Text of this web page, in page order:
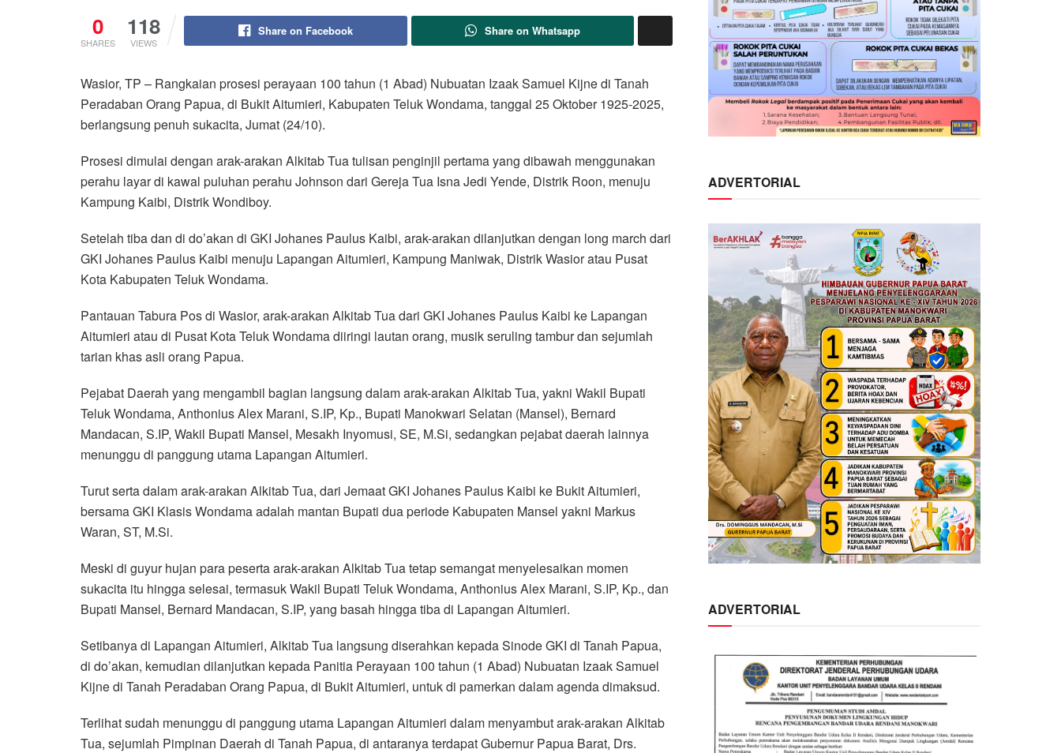
0
SHARES
118
VIEWS
Share on Facebook Share on Whatsapp
Wasior, TP – Rangkaian prosesi perayaan 100 tahun (1 Abad) Nubuatan Izaak Samuel Kijne di Tanah
Peradaban Orang Papua, di Bukit Aitumieri, Kabupaten Teluk Wondama, tanggal 25 Oktober 1925-2025,
berlangsung penuh sukacita, Jumat (24/10).
Prosesi dimulai dengan arak-arakan Alkitab Tua tulisan penginjil pertama yang dibawah menggunakan
perahu layar di kawal puluhan perahu Johnson dari Gereja Tua Isna Jedi Yende, Distrik Roon, menuju
Kampung Kaibi, Distrik Wondiboy.
Setelah tiba dan di do’akan di GKI Johanes Paulus Kaibi, arak-arakan dilanjutkan dengan long march dari
GKI Johanes Paulus Kaibi menuju Lapangan Aitumieri, Kampung Maniwak, Distrik Wasior atau Pusat
Kota Kabupaten Teluk Wondama.
Pantauan Tabura Pos di Wasior, arak-arakan Alkitab Tua dari GKI Johanes Paulus Kaibi ke Lapangan
Aitumieri atau di Pusat Kota Teluk Wondama diiringi lautan orang, musik seruling tambur dan sejumlah
tarian khas asli orang Papua.
Pejabat Daerah yang mengambil bagian langsung dalam arak-arakan Alkitab Tua, yakni Wakil Bupati
Teluk Wondama, Anthonius Alex Marani, S.IP, Kp., Bupati Manokwari Selatan (Mansel), Bernard
Mandacan, S.IP, Wakil Bupati Mansel, Mesakh Inyomusi, SE, M.Si, sedangkan pejabat daerah lainnya
menunggu di panggung utama Lapangan Aitumieri.
Turut serta dalam arak-arakan Alkitab Tua, dari Jemaat GKI Johanes Paulus Kaibi ke Bukit Aitumieri,
bersama GKI Klasis Wondama adalah mantan Bupati dua periode Kabupaten Mansel yakni Markus
Waran, ST, M.Si.
Meski di guyur hujan para peserta arak-arakan Alkitab Tua tetap semangat menyelesaikan momen
sukacita itu hingga selesai, termasuk Wakil Bupati Teluk Wondama, Anthonius Alex Marani, S.IP, Kp., dan
Bupati Mansel, Bernard Mandacan, S.IP, yang basah hingga tiba di Lapangan Aitumieri.
Setibanya di Lapangan Aitumieri, Alkitab Tua langsung diserahkan kepada Sinode GKI di Tanah Papua,
di do’akan, kemudian dilanjutkan kepada Panitia Perayaan 100 tahun (1 Abad) Nubuatan Izaak Samuel
Kijne di Tanah Peradaban Orang Papua, di Bukit Aitumieri, untuk di pamerkan dalam agenda dimaksud.
Terlihat sudah menunggu di panggung utama Lapangan Aitumieri dalam menyambut arak-arakan Alkitab
Tua, sejumlah Pimpinan Daerah di Tanah Papua, di antaranya terdapat Gubernur Papua Barat, Drs.
ADVERTORIAL
ADVERTORIAL